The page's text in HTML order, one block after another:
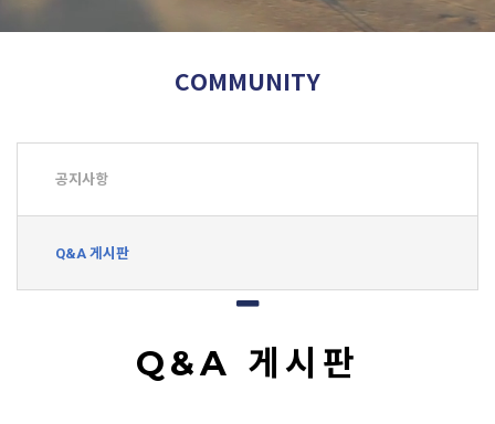
COMMUNITY
공지사항
Q&A 게시판
Q&A 게시판